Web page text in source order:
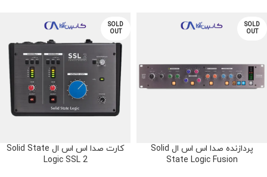
SOLD
OUT
پردازنده صدا اس اس ال Solid
State Logic Fusion
SOLD
OUT
کارت صدا اس اس ال Solid State
Logic SSL 2